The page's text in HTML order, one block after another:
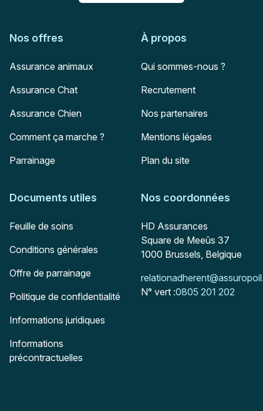
Nos offres
Assurance animaux
Assurance Chat
Assurance Chien
Comment ça marche ?
Parrainage
À propos
Qui sommes-nous ?
Recrutement
Nos partenaires
Mentions légales
Plan du site
Documents utiles
Feuille de soins
Conditions générales
Offre de parrainage
Politique de confidentialité
Informations juridiques
Informations
précontractuelles
Nos coordonnées
Adresse postale
HD Assurances
Square de Meeûs 37
1000 Brussels, Belgique
Mail :
N° vert :0805 201 202